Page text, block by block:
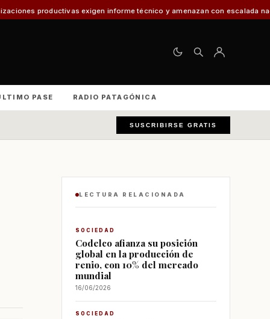
exigen informe técnico y amenazan con escalada nacional El 30% de
PASE RADIO PATAGÓNICA
SUSCRIBIRSE GRATIS
LECTURA RELACIONADA
SOCIEDAD
Codelco afianza su posición
global en la producción de
renio, con 10% del mercado
mundial
16/06/2026
SOCIEDAD